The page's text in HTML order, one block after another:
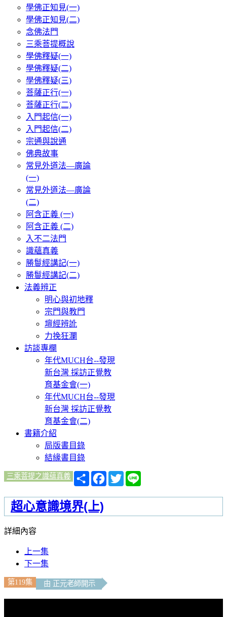
學佛正知見(一)
學佛正知見(二)
念佛法門
三乘菩提概說
學佛釋疑(一)
學佛釋疑(二)
學佛釋疑(三)
菩薩正行(一)
菩薩正行(二)
入門起信(一)
入門起信(二)
宗通與說通
佛典故事
常見外道法—廣論
(一)
常見外道法—廣論
(二)
阿含正義 (一)
阿含正義 (二)
入不二法門
識蘊真義
勝鬘經講記(一)
勝鬘經講記(二)
法義辨正
明心與初地釋
宗門與教門
壇經辨訛
力挽狂瀾
訪談專欄
年代MUCH台--發現
新台灣 採訪正覺教
育基金會(一)
年代MUCH台--發現
新台灣 採訪正覺教
育基金會(二)
書籍介紹
局版書目錄
結緣書目錄
三乘菩提之識蘊真義
分
享
Facebook
Twitter
超心意識境界(上)
詳細內容
上一集
下一集
第119集 由 正元老師開示